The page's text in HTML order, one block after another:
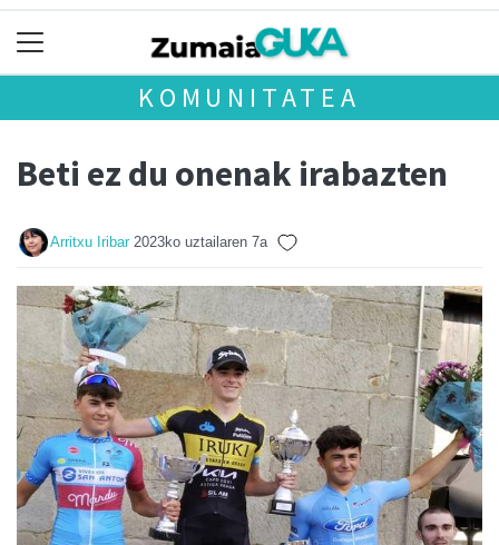
KOMUNITATEA
Beti ez du onenak irabazten
Arritxu Iribar 2023ko uztailaren 7a